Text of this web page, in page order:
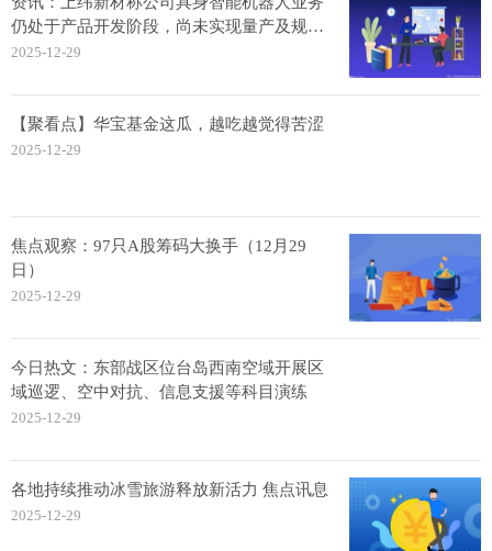
仍处于产品开发阶段，尚未实现量产及规模
化销售
2025-12-29
【聚看点】华宝基金这瓜，越吃越觉得苦涩
2025-12-29
焦点观察：97只A股筹码大换手（12月29
日）
2025-12-29
今日热文：东部战区位台岛西南空域开展区
域巡逻、空中对抗、信息支援等科目演练
2025-12-29
各地持续推动冰雪旅游释放新活力 焦点讯息
2025-12-29